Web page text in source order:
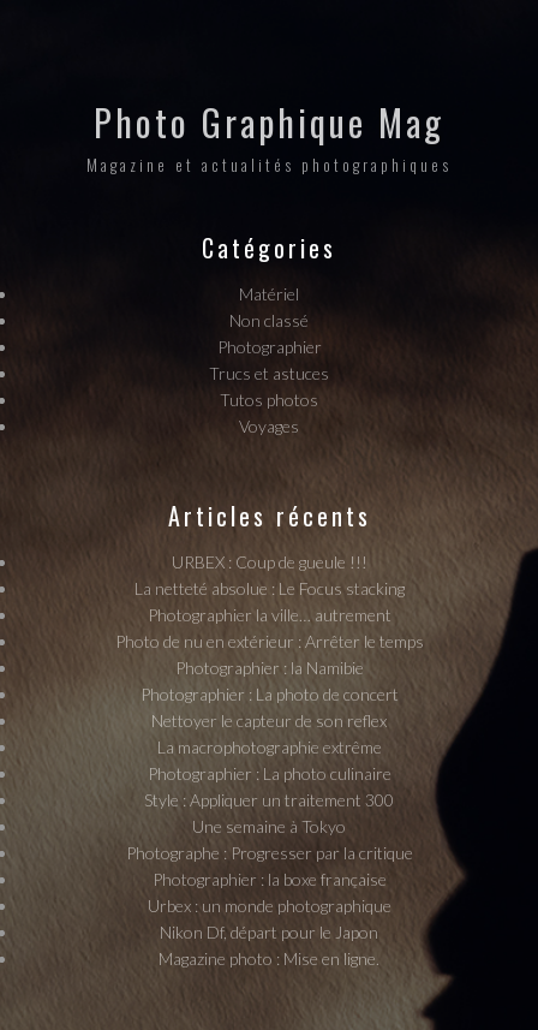
Photo Graphique Mag
Magazine et actualités photographiques
Catégories
Matériel
Non classé
Photographier
Trucs et astuces
Tutos photos
Voyages
Articles récents
URBEX : Coup de gueule !!!
La netteté absolue : Le Focus stacking
Photographier la ville… autrement
Photo de nu en extérieur : Arrêter le temps
Photographier : la Namibie
Photographier : La photo de concert
Nettoyer le capteur de son reflex
La macrophotographie extrême
Photographier : La photo culinaire
Style : Appliquer un traitement 300
Une semaine à Tokyo
Photographe : Progresser par la critique
Photographier : la boxe française
Urbex : un monde photographique
Nikon Df, départ pour le Japon
Magazine photo : Mise en ligne.